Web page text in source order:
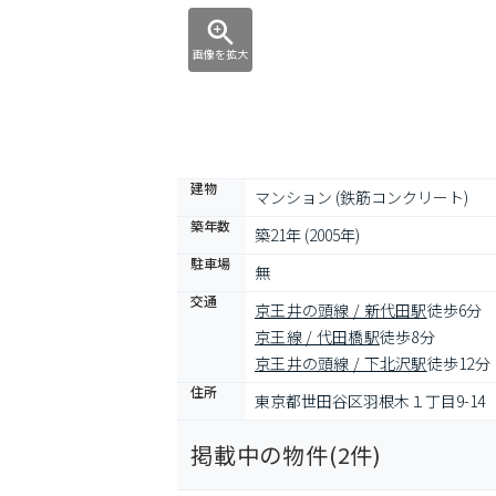
画像を拡大
建物 マンション (鉄筋コンクリート)
築年数 築21年 (2005年)
駐車場 無
交通 京王井の頭線 / 新代田駅徒歩6分
京王線 / 代田橋駅徒歩8分
京王井の頭線 / 下北沢駅徒歩12分
住所 東京都世田谷区羽根木１丁目9-14
掲載中の物件(2件)